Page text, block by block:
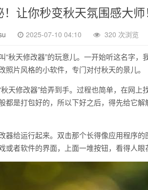
让你秒变秋天氛围感大师
2025-07-10 04:10 320 次浏览
“秋天修改器”的玩意儿。一开始听这名字，
照片风格的小软件，专门对付秋天的景儿。
天修改器”给弄到手。过程也简单，在网
都是打包好的，所以下好之后，得先给它
器给运行起来。双击那个长得像应用程序
或者软件的界面，上面一堆按钮，看得人眼